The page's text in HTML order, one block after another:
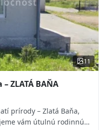
11
ZLATÁ BAŇA
prírody – Zlatá Baňa,
vám útulnú rodinnú